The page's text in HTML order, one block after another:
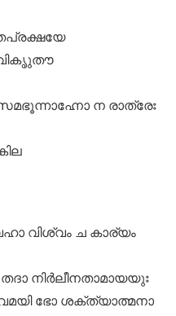
ന രാത്രേഃ
വിശ്വം ച കാര്യം
നിർലീനതാമായയുഃ
ഭോ ശക്ത്യാത്മനാ